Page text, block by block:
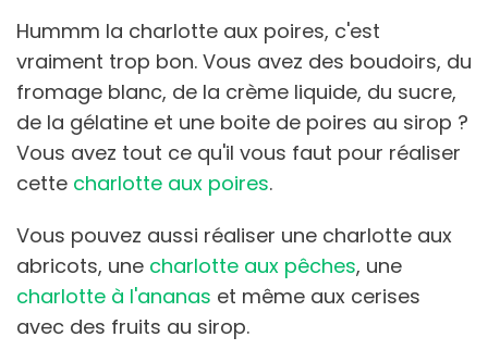
Hummm la charlotte aux poires, c'est
vraiment trop bon. Vous avez des boudoirs, du
fromage blanc, de la crème liquide, du sucre,
de la gélatine et une boite de poires au sirop ?
Vous avez tout ce qu'il vous faut pour réaliser
cette charlotte aux poires.
Vous pouvez aussi réaliser une charlotte aux
abricots, une charlotte aux pêches, une
charlotte à l'ananas et même aux cerises
avec des fruits au sirop.